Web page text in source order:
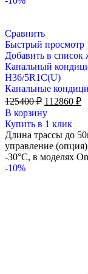
Сравнить
Быстрый просмотр
Добавить в список
Канальный
H36/5R1С(U)
Канальные
125400₽
цена
составляла
125400 ₽.
112860 ₽
В корзину
Купить в 1 клик
Длина трассы до
управление
-30°С, в моделях
-10%